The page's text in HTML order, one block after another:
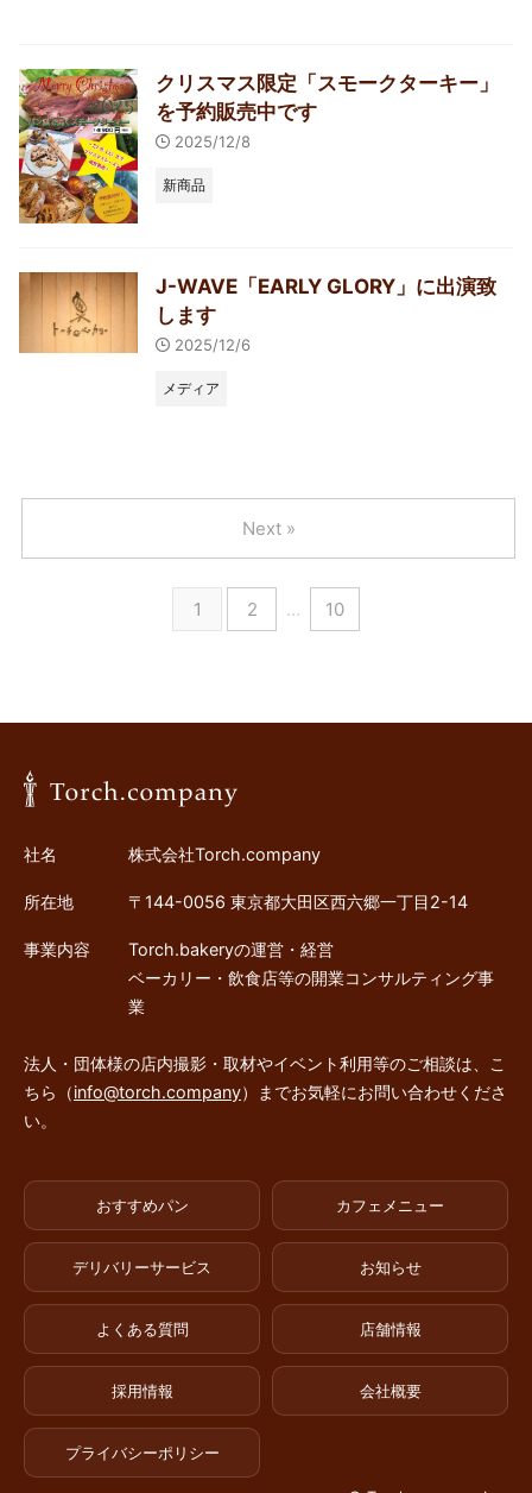
クリスマス限定「スモークターキー」
を予約販売中です
2025/12/8
新商品
J-WAVE「EARLY GLORY」に出演致
します
2025/12/6
メディア
1 2 … 10
Next »
社名 株式会社Torch.company
所在地 〒144-0056 東京都大田区西六郷一丁目2-14
事業内容
Torch.bakeryの運営・経営
ベーカリー・飲食店等の開業コンサルティング事
業
法人・団体様の店内撮影・取材やイベント利用等のご相談は、こ
ちら（info@torch.company）までお気軽にお問い合わせくださ
い。
おすすめパン カフェメニュー
デリバリーサービス お知らせ
よくある質問 店舗情報
採用情報 会社概要
プライバシーポリシー